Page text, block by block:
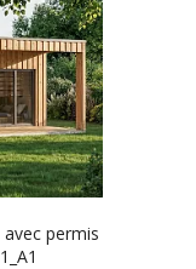
avec permis